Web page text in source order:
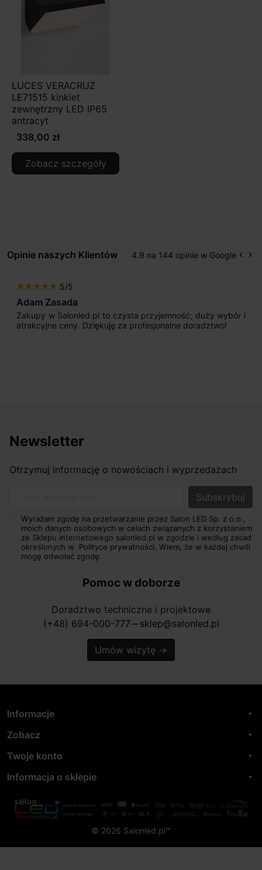
LUCES VERACRUZ
LE71515 kinkiet
zewnętrzny LED IP65
antracyt
338,00 zł
Zobacz szczegóły
Opinie naszych Klientów 4.9 na 144 opinie w Google keyboard_arrow_left keyboard_arrow_right
star star star star star 5/5
Adam Zasada
Zakupy w Salonled.pl to czysta przyjemność; duży wybór i
atrakcyjne ceny. Dziękuję za profesjonalne doradztwo!
Newsletter
Otrzymuj informację o nowościach i wyprzedażach
Wyrażam zgodę na przetwarzanie przez Salon LED Sp. z o.o.,
moich danych osobowych w celach związanych z korzystaniem
ze Sklepu internetowego salonled.pl w zgodzie i według zasad
określonych w Polityce prywatności. Wiem, że w każdej chwili
mogę odwołać zgodę.
Pomoc w doborze
Doradztwo techniczne i projektowe
(+48) 694-000-777 horizontal_rule sklep@salonled.pl
Umów wizytę →
Informacje arrow_drop_down
Zobacz arrow_drop_down
Twoje konto arrow_drop_down
Informacja o sklepie arrow_drop_down
© 2026 Salonled.pl™